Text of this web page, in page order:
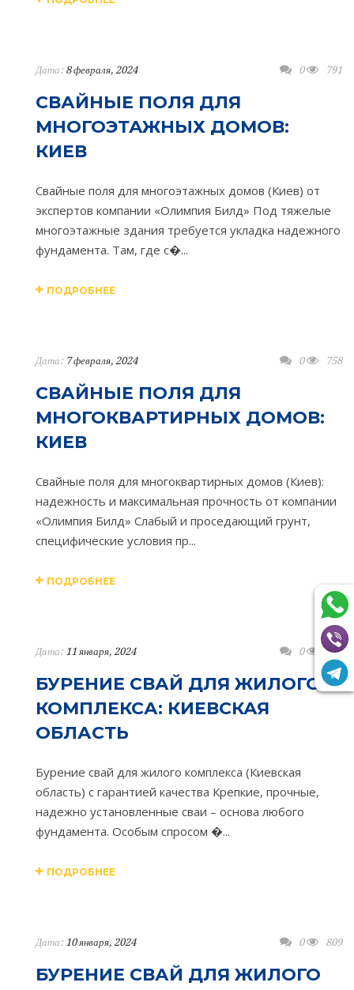
Дата: 8 февраля, 2024 0 791
СВАЙНЫЕ ПОЛЯ ДЛЯ
МНОГОЭТАЖНЫХ ДОМОВ:
КИЕВ
Свайные поля для многоэтажных домов (Киев) от
экспертов компании «Олимпия Билд» Под тяжелые
многоэтажные здания требуется укладка надежного
фундамента. Там, где с�...
ПОДРОБНЕЕ
Дата: 7 февраля, 2024 0 758
СВАЙНЫЕ ПОЛЯ ДЛЯ
МНОГОКВАРТИРНЫХ ДОМОВ:
КИЕВ
Свайные поля для многоквартирных домов (Киев):
надежность и максимальная прочность от компании
«Олимпия Билд» Слабый и проседающий грунт,
специфические условия пр...
ПОДРОБНЕЕ
Дата: 11 января, 2024 0 770
БУРЕНИЕ СВАЙ ДЛЯ ЖИЛОГО
КОМПЛЕКСА: КИЕВСКАЯ
ОБЛАСТЬ
Бурение свай для жилого комплекса (Киевская
область) с гарантией качества Крепкие, прочные,
надежно установленные сваи – основа любого
фундамента. Особым спросом �...
ПОДРОБНЕЕ
Дата: 10 января, 2024 0 809
БУРЕНИЕ СВАЙ ДЛЯ ЖИЛОГО